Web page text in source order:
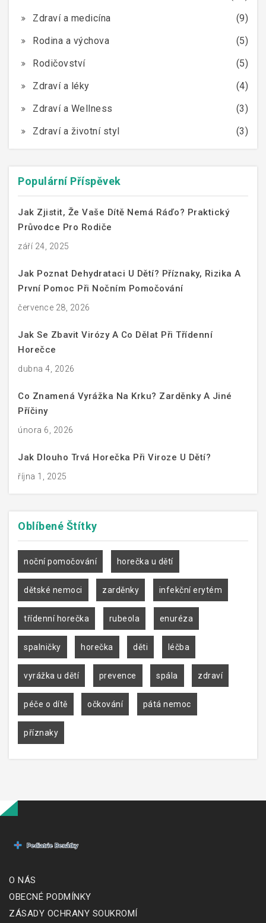
Zdraví a medicína
(9)
Rodina a výchova
(5)
Rodičovství
(5)
Zdraví a léky
(4)
Zdraví a Wellness
(3)
Zdraví a životní styl
(3)
Populární Příspěvek
Jak Zjistit, Že Vaše Dítě Nemá Ráďo? Praktický
Průvodce Pro Rodiče
září 24, 2025
Jak Poznat Dehydrataci U Dětí? Příznaky, Rizika A
První Pomoc Při Nočním Pomočování
července 28, 2026
Jak Se Zbavit Virózy A Co Dělat Při Třídenní
Horečce
dubna 4, 2026
Co Znamená Vyrážka Na Krku? Zarděnky A Jiné
Příčiny
února 6, 2026
Jak Dlouho Trvá Horečka Při Viroze U Dětí?
října 1, 2025
Oblíbené Štítky
noční pomočování horečka u dětí
dětské nemoci zarděnky infekční erytém
třídenní horečka rubeola enuréza
spalničky horečka děti léčba
vyrážka u dětí prevence spála zdraví
péče o dítě očkování pátá nemoc
příznaky
O NÁS
OBECNÉ PODMÍNKY
ZÁSADY OCHRANY SOUKROMÍ